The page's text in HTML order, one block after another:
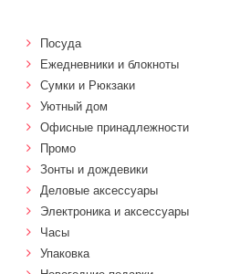
Посуда
Ежедневники и блокноты
Сумки и Рюкзаки
Уютный дом
Офисные принадлежности
Промо
Зонты и дождевики
Деловые аксессуары
Электроника и аксессуары
Часы
Упаковка